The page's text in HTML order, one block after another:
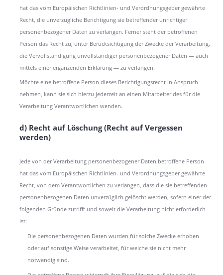
hat das vom Europäischen Richtlinien- und Verordnungsgeber gewährte
Recht, die unverzügliche Berichtigung sie betreffender unrichtiger
personenbezogener Daten zu verlangen. Ferner steht der betroffenen
Person das Recht zu, unter Berücksichtigung der Zwecke der Verarbeitung,
die Vervollständigung unvollständiger personenbezogener Daten — auch
mittels einer ergänzenden Erklärung — zu verlangen.
Möchte eine betroffene Person dieses Berichtigungsrecht in Anspruch
nehmen, kann sie sich hierzu jederzeit an einen Mitarbeiter des für die
Verarbeitung Verantwortlichen wenden.
d) Recht auf Löschung (Recht auf Vergessen
werden)
Jede von der Verarbeitung personenbezogener Daten betroffene Person
hat das vom Europäischen Richtlinien- und Verordnungsgeber gewährte
Recht, von dem Verantwortlichen zu verlangen, dass die sie betreffenden
personenbezogenen Daten unverzüglich gelöscht werden, sofern einer der
folgenden Gründe zutrifft und soweit die Verarbeitung nicht erforderlich
ist:
Die personenbezogenen Daten wurden für solche Zwecke erhoben
oder auf sonstige Weise verarbeitet, für welche sie nicht mehr
notwendig sind.